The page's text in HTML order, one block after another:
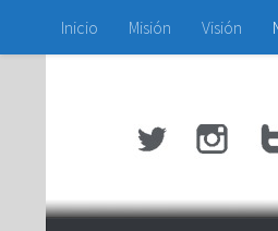
Saltar al contenido
Inicio Misión Visión